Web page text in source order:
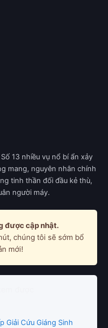
13 nhiều vụ nổ bí ẩn xảy
mang, nguyên nhân chính
tinh thần đối đầu kẻ thù,
người máy.
được cập nhật.
chúng tôi sẽ sớm bổ
mới!
Giải Cứu Giáng Sinh